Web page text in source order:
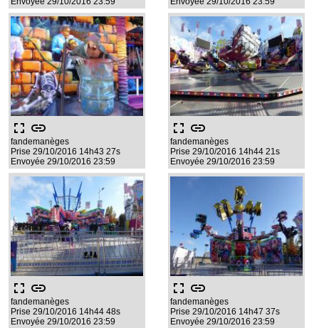
fullscreen link
fandemanèges
Prise 29/10/2016 14h43 27s
Envoyée 29/10/2016 23:59
fullscreen link
fandemanèges
Prise 29/10/2016 14h44 21s
Envoyée 29/10/2016 23:59
fullscreen link
fandemanèges
Prise 29/10/2016 14h44 48s
Envoyée 29/10/2016 23:59
fullscreen link
fandemanèges
Prise 29/10/2016 14h47 37s
Envoyée 29/10/2016 23:59